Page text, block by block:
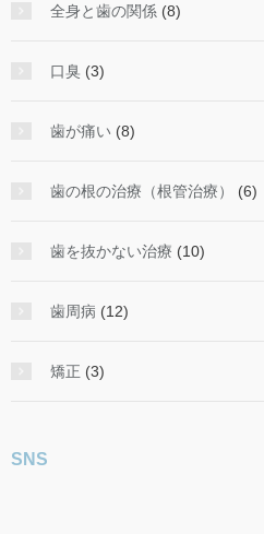
全身と歯の関係 (8)
口臭 (3)
歯が痛い (8)
歯の根の治療（根管治療） (6)
歯を抜かない治療 (10)
歯周病 (12)
矯正 (3)
SNS